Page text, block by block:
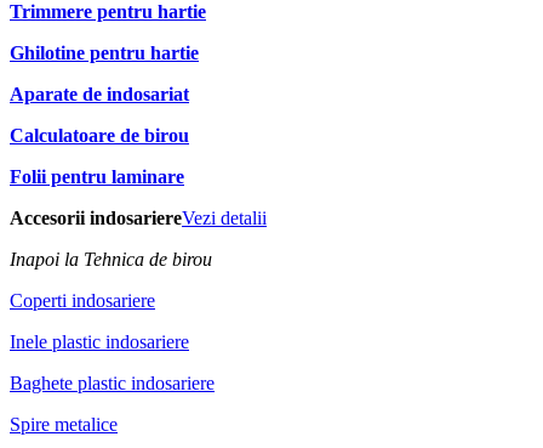
Trimmere pentru hartie
Ghilotine pentru hartie
Aparate de indosariat
Calculatoare de birou
Folii pentru laminare
Accesorii indosariereVezi detalii
Inapoi la Tehnica de birou
Coperti indosariere
Inele plastic indosariere
Baghete plastic indosariere
Spire metalice